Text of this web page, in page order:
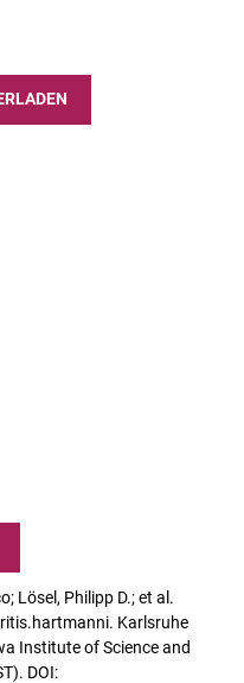
Lösel, Philipp D.; et al.
Karlsruhe
Institute of Science and
DOI: